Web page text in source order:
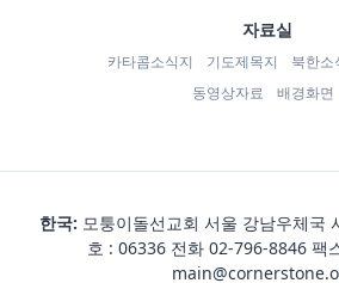
자료실
카타콤소식지 기도제목지 북한소
동영상자료
배경화면
한국: 모퉁이돌선교회 서울 강남우체국
호 : 06336 전화 02-796-8846 팩